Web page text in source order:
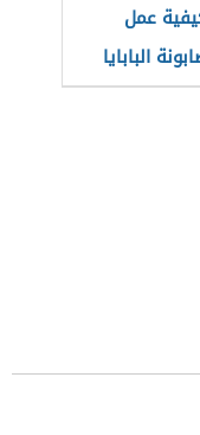
عمل
البابايا